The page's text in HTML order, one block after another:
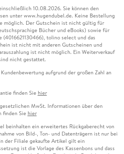
10.08.2026. Sie können den
unter www.hugendubel.de. Keine Bestellung
möglich. Der Gutschein ist nicht gültig für
Bücher und eBooks) sowie für
tolino select und das
ist nicht mit anderen Gutscheinen und
ist nicht möglich. Ein Weiterverkauf
nicht gestattet.
aufgrund der großen Zahl an
finden Sie hier
MwSt. Informationen über den
finden Sie hier
beinhalten ein erweitertes Rückgaberecht von
von Bild-, Ton- und Datenträgern ist nur bei
der Filiale gekaufte Artikel gilt ein
ist die Vorlage des Kassenbons und dass